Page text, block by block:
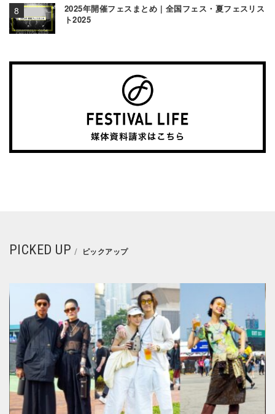
2025年開催フェスまとめ | 全国フェス・夏フェスリス
ト2025
PICKED UP ピックアップ